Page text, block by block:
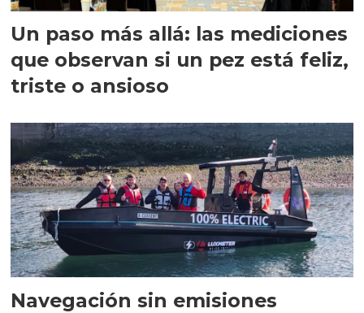
Un paso más allá: las mediciones
que observan si un pez está feliz,
triste o ansioso
Navegación sin emisiones